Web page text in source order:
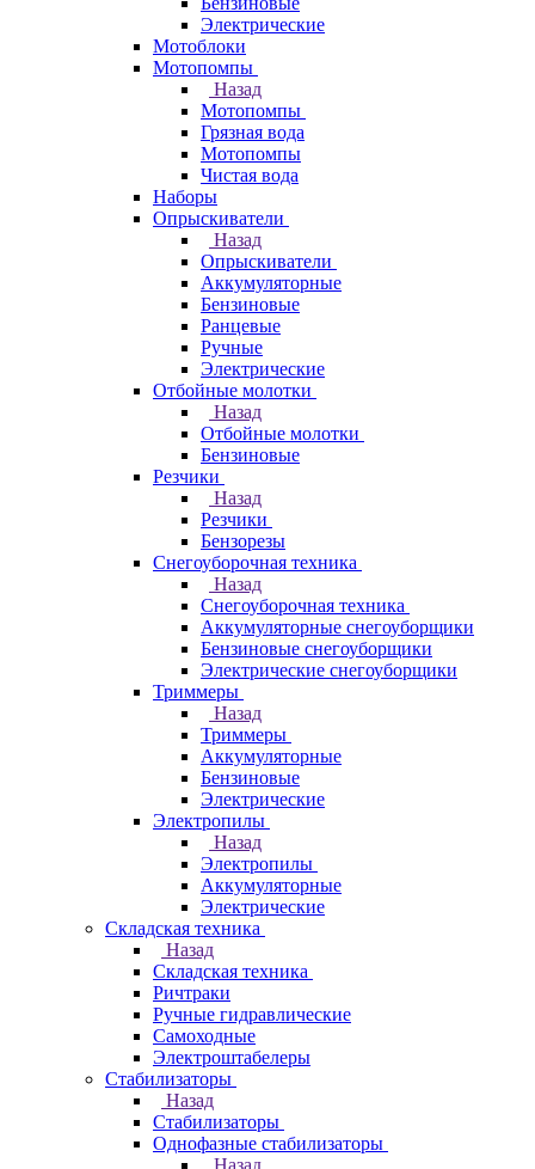
Электрические
Мотоблоки
Мотопомпы
Назад
Мотопомпы
Грязная вода
Мотопомпы
Чистая вода
Наборы
Опрыскиватели
Назад
Опрыскиватели
Аккумуляторные
Бензиновые
Ранцевые
Ручные
Электрические
Отбойные молотки
Назад
Отбойные молотки
Бензиновые
Резчики
Назад
Резчики
Бензорезы
Снегоуборочная техника
Назад
Снегоуборочная техника
Аккумуляторные снегоуборщики
Бензиновые снегоуборщики
Электрические снегоуборщики
Триммеры
Назад
Триммеры
Аккумуляторные
Бензиновые
Электрические
Электропилы
Назад
Электропилы
Аккумуляторные
Электрические
Складская техника
Назад
Складская техника
Ричтраки
Ручные гидравлические
Самоходные
Электроштабелеры
Стабилизаторы
Назад
Стабилизаторы
Однофазные стабилизаторы
Назад